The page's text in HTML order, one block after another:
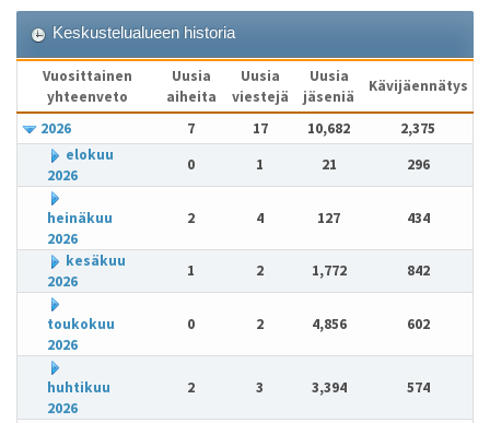
Keskustelualueen historia
Vuosittainen
yhteenveto
Uusia
aiheita
Uusia
viestejä
Uusia
jäseniä
Kävijäennätys
2026 7 17 10,682
2,375
elokuu
2026
0 1 21 296
heinäkuu
2026
2 4 127 434
kesäkuu
2026
1 2 1,772 842
toukokuu
2026
0 2 4,856 602
huhtikuu
2026
2 3 3,394 574